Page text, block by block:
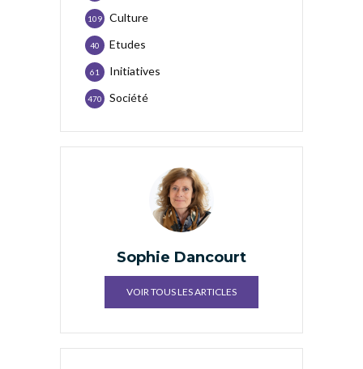
Culture
109
Etudes
40
Initiatives
61
Société
470
Sophie Dancourt
VOIR TOUS LES ARTICLES